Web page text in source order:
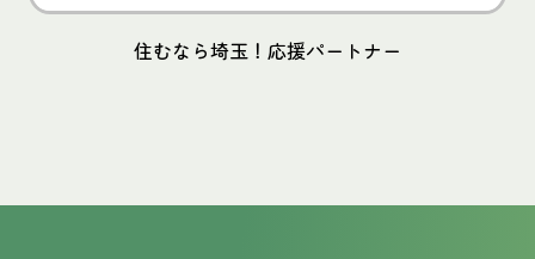
住むなら埼玉！応援パートナー